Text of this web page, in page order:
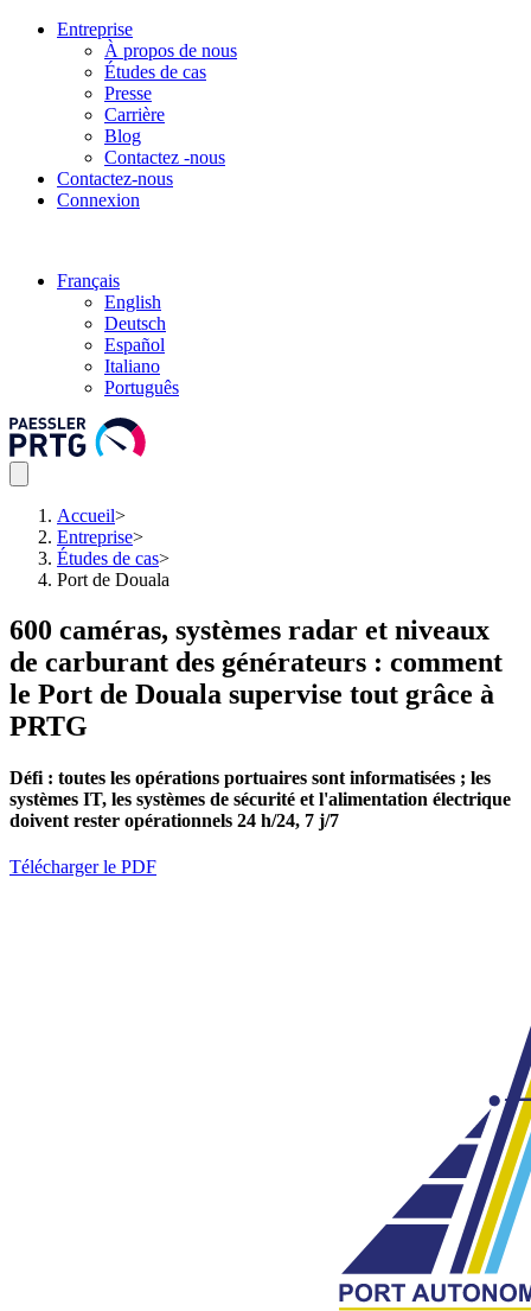
Entreprise
À propos de nous
Études de cas
Presse
Carrière
Blog
Contactez -nous
Contactez-nous
Connexion
Français
English
Deutsch
Español
Italiano
Português
Accueil>
Entreprise>
Études de cas>
Port de Douala
600 caméras, systèmes radar et niveaux
de carburant des générateurs : comment
le Port de Douala supervise tout grâce à
PRTG
Défi : toutes les opérations portuaires sont informatisées ; les
systèmes IT, les systèmes de sécurité et l'alimentation électrique
doivent rester opérationnels 24 h/24, 7 j/7
Télécharger le PDF